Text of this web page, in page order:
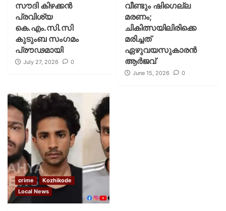
സൗദി കിഴക്കന്‍
പ്രവിശ്യ
കെ.എം.സി.സി
കുടുംബ സംഗമം
പ്രൗഢമായി
July 27, 2026 0
വീണ്ടും ഷി​ഗെല്ല
മരണം;
ചികിത്സയിലിരിക്കെ
മരിച്ചത്
ഏഴുവയസുകാരൻ
ആർജവ്
June 15, 2026 0
crime
Kozhikode
Local News